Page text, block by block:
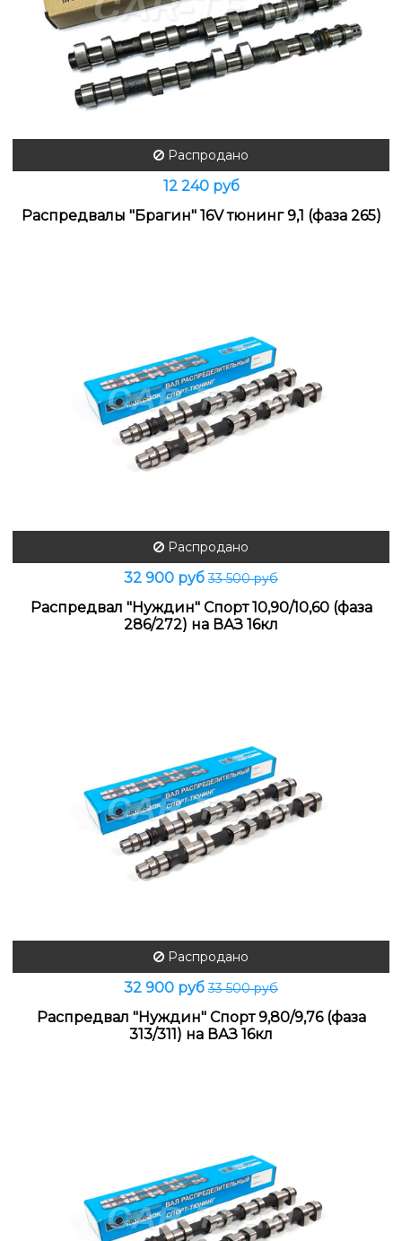
Распродано
12 240 руб
Распредвалы "Брагин" 16V тюнинг 9,1 (фаза 265)
Распродано
32 900 руб33 500 руб
Распредвал "Нуждин" Спорт 10,90/10,60 (фаза
286/272) на ВАЗ 16кл
Распродано
32 900 руб33 500 руб
Распредвал "Нуждин" Спорт 9,80/9,76 (фаза
313/311) на ВАЗ 16кл